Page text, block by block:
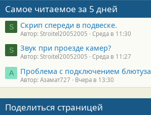
Самое читаемое за 5 дней
S Скрип спереди в подвеске.
Автор: Stroitel20052005 Среда в 11:30
S Звук при проезде камер?
Автор: Stroitel20052005 Среда в 11:27
А Проблема с подключением блютуза
Автор: Азамат727 Вчера в 13:30
Поделиться страницей